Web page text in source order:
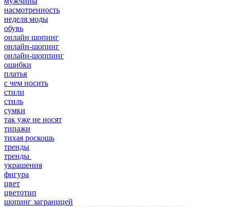
насмотренность
неделя моды
обувь
онлайн шопинг
онлайн-шопинг
онлайн-шоппинг
ошибки
платья
с чем носить
стили
стиль
сумки
так уже не носят
типажи
тихая роскошь
тренды
тренды
украшения
фигура
цвет
цветотип
шопинг заграницей